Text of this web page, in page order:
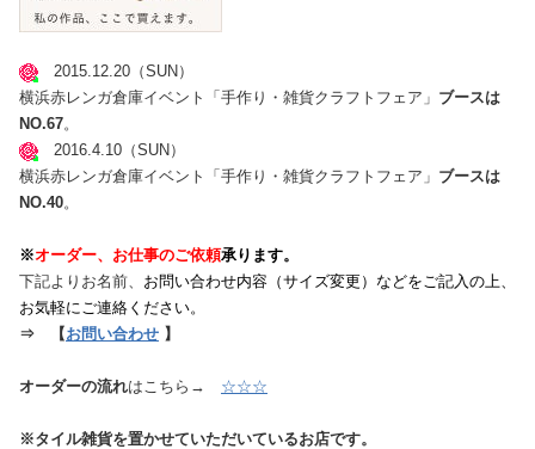
2015.12.20（SUN）
横浜赤レンガ倉庫イベント「手作り・雑貨クラフトフェア」 ブースは
NO.67。
2016.4.10（SUN）
横浜赤レンガ倉庫イベント「手作り・雑貨クラフトフェア」 ブースは
NO.40。
※オーダー、お仕事のご依頼承ります。
下記よりお名前、 お問い合わせ内容（サイズ変更）などをご記入の上、
お気軽にご連絡ください。
⇒ 【お問い合わせ 】
オーダーの流れはこちら→ ☆☆☆
※タイル雑貨を置かせていただいているお店です。